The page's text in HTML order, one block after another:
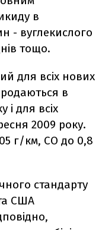
в
- вуглекислого
тощо.
для всіх нових
в
і для всіх
2009 року.
г/км, CO до 0,8
стандарту
США